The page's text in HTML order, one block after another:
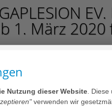
EV.
1. März
der AGAPLESION
Christoph Rolf Maier.
unseres
Nutzung dieser Website .
verwenden wir